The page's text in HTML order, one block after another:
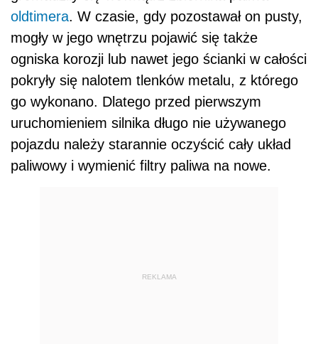
oldtimera. W czasie, gdy pozostawał on pusty,
mogły w jego wnętrzu pojawić się także
ogniska korozji lub nawet jego ścianki w całości
pokryły się nalotem tlenków metalu, z którego
go wykonano. Dlatego przed pierwszym
uruchomieniem silnika długo nie używanego
pojazdu należy starannie oczyścić cały układ
paliwowy i wymienić filtry paliwa na nowe.
REKLAMA